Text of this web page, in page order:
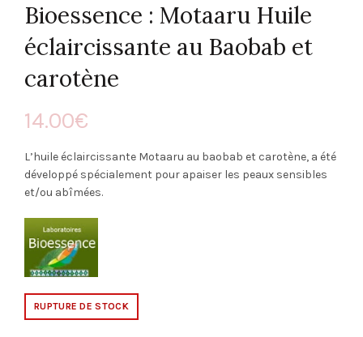
Bioessence : Motaaru Huile
éclaircissante au Baobab et
carotène
14.00€
L’huile éclaircissante Motaaru au baobab et carotène, a été
développé spécialement pour apaiser les peaux sensibles
et/ou abîmées.
RUPTURE DE STOCK